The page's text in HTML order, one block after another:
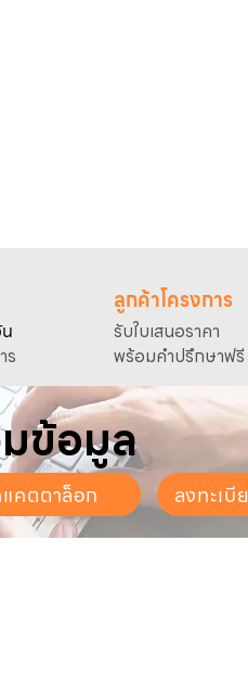
ร
ลูกค้าโครงการ
รับใบเสนอราคา
พร้อมคำปรึกษาฟรี
ข้อมูล
คตตาล็อก ลงทะเ